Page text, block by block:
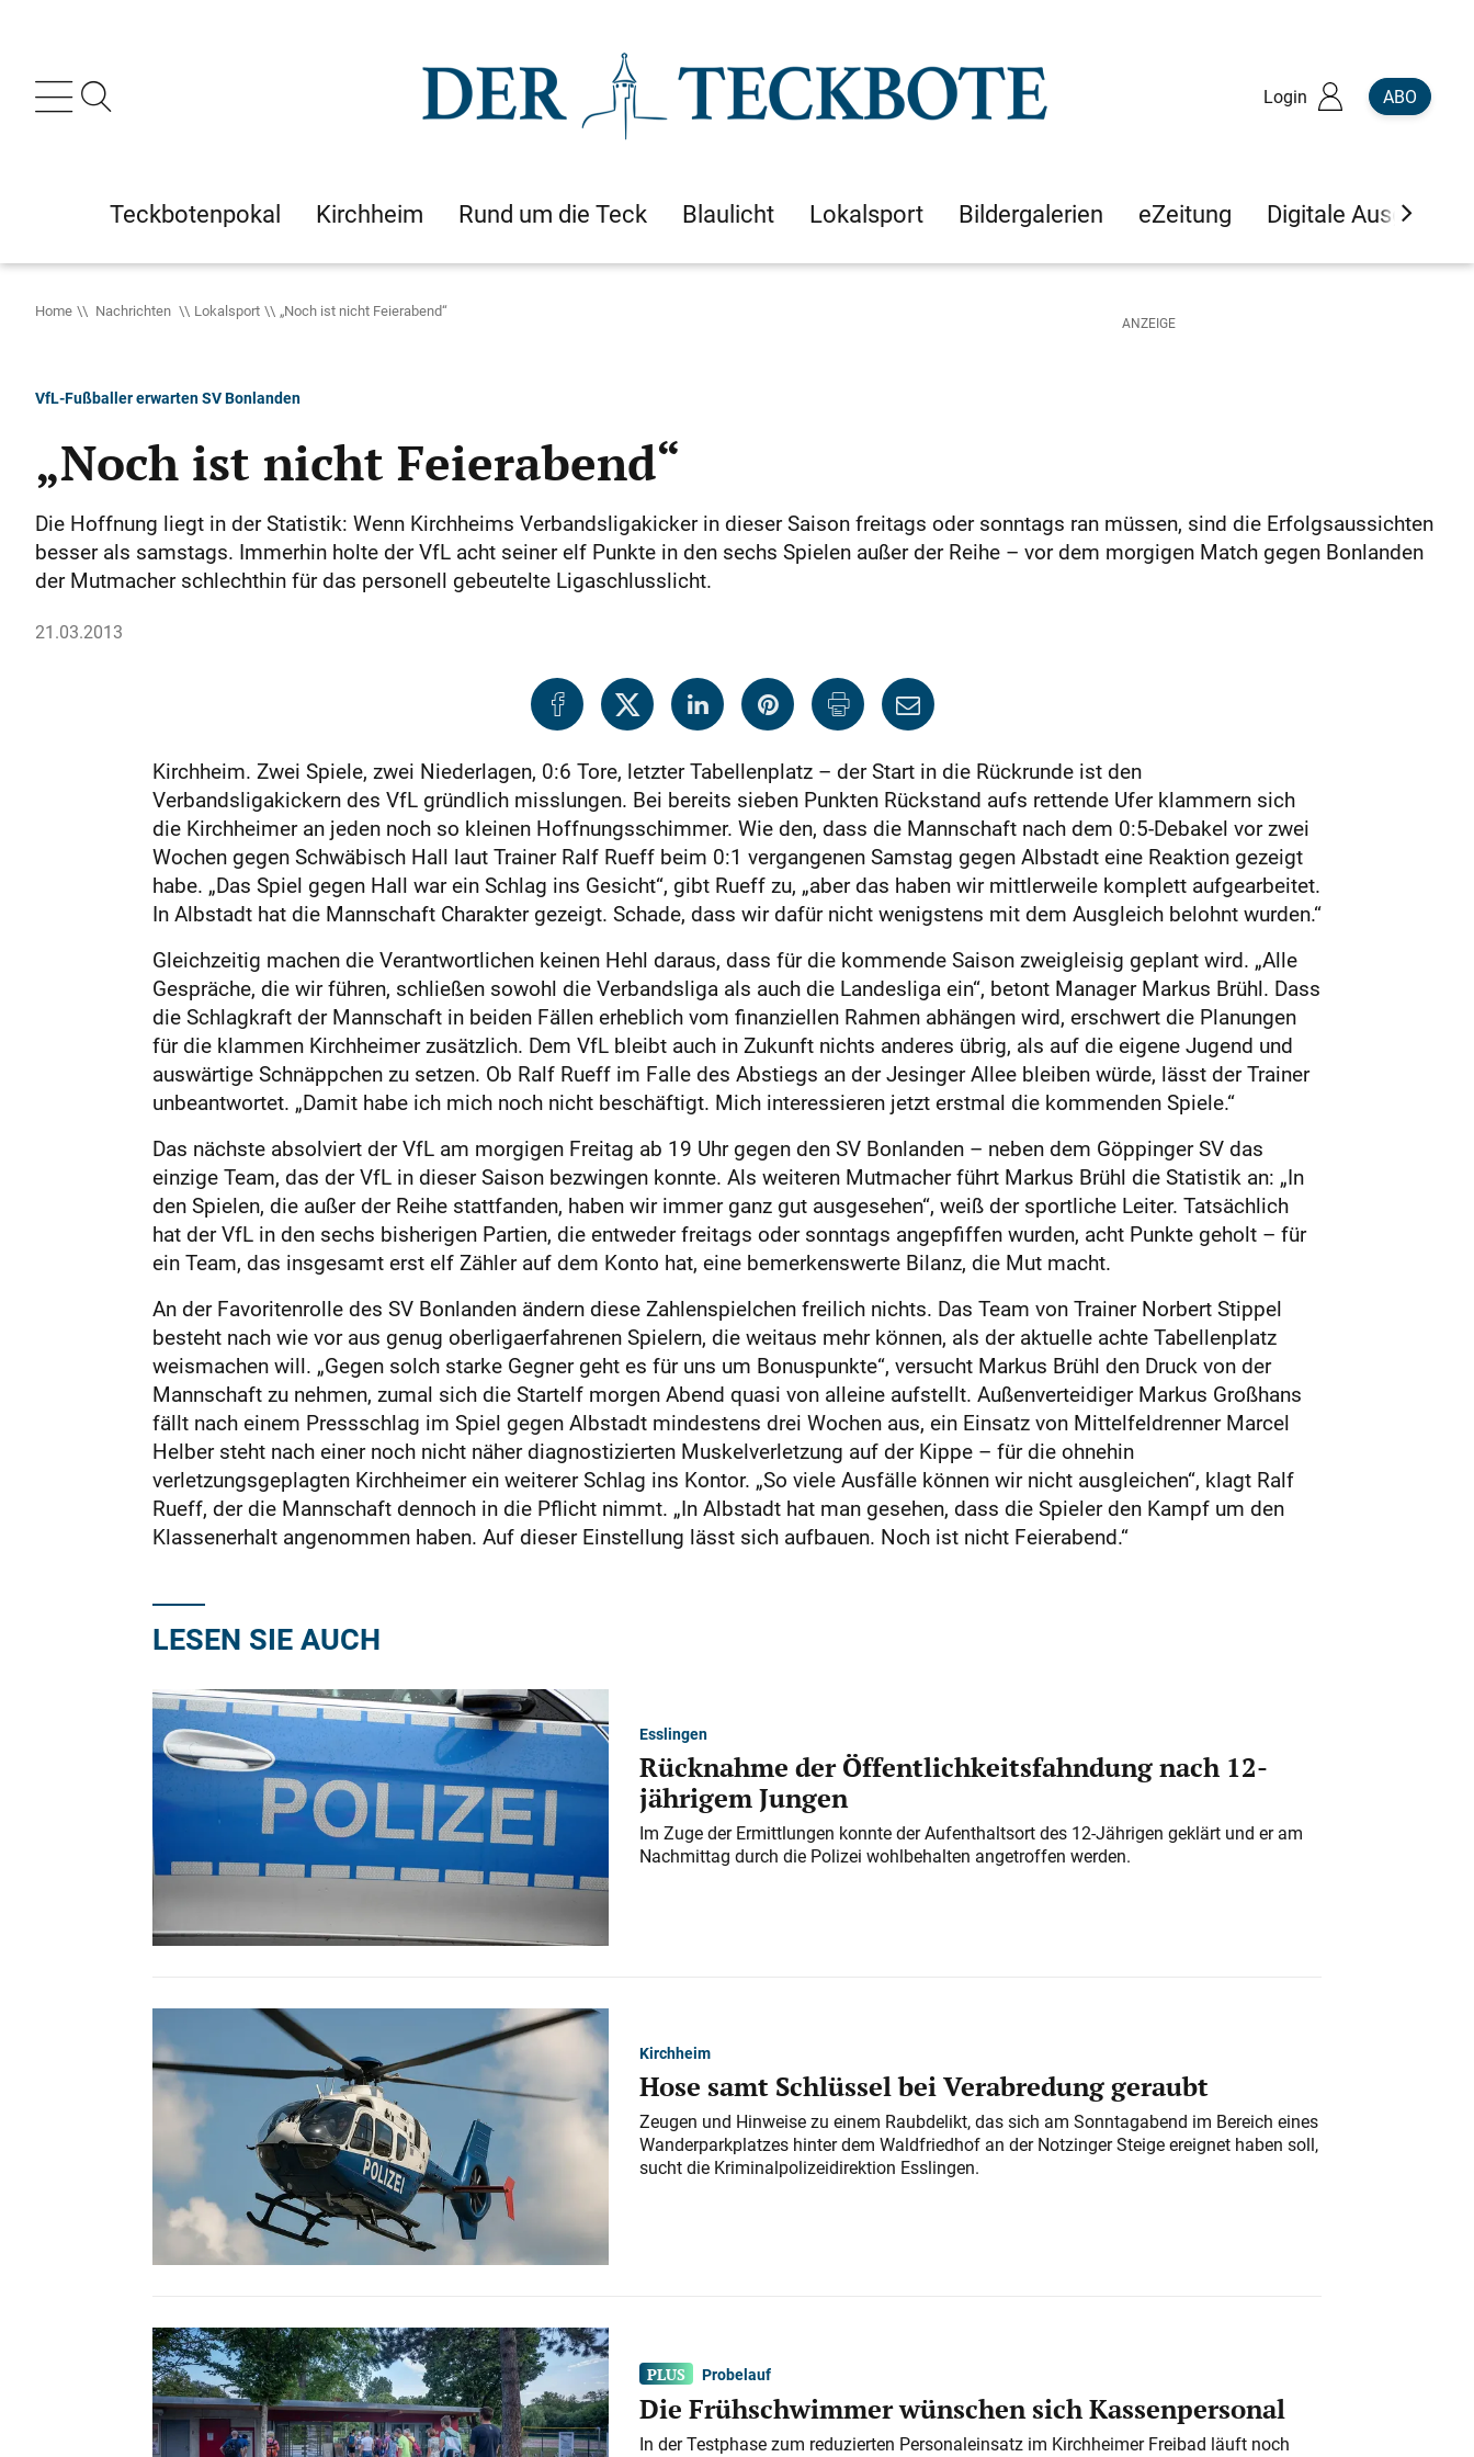
Login ABO
Teckbotenpokal Kirchheim Rund um die Teck Blaulicht Lokalsport Bildergalerien eZeitung Digitale Ausgaben
Home Nachrichten Lokalsport „Noch ist nicht Feierabend“
VfL-Fußballer erwarten SV Bonlanden
„Noch ist nicht Feierabend“
Die Hoffnung liegt in der Statistik: Wenn Kirchheims Verbandsligakicker in dieser Saison freitags oder sonntags ran müssen, sind die Erfolgsaussichten
besser als samstags. Immerhin holte der VfL acht seiner elf Punkte in den sechs Spielen außer der Reihe – vor dem morgigen Match gegen Bonlanden
der Mutmacher schlechthin für das personell gebeutelte ­Ligaschlusslicht.
21.03.2013
Kirchheim. Zwei Spiele, zwei Niederlagen, 0:6 Tore, letzter Tabellenplatz – der Start in die Rückrunde ist den
Verbandsligakickern des VfL gründlich misslungen. Bei bereits sieben Punkten Rückstand aufs rettende Ufer klammern sich
die Kirchheimer an jeden noch so kleinen Hoffnungsschimmer. Wie den, dass die Mannschaft nach dem 0:5-Debakel vor zwei
Wochen gegen Schwäbisch Hall laut Trainer Ralf Rueff beim 0:1 vergangenen Samstag gegen Albstadt eine Reaktion gezeigt
habe. „Das Spiel gegen Hall war ein Schlag ins Gesicht“, gibt Rueff zu, „aber das haben wir mittlerweile komplett aufgearbeitet.
In Albstadt hat die Mannschaft Charakter gezeigt. Schade, dass wir dafür nicht wenigstens mit dem Ausgleich belohnt wurden.“
Gleichzeitig machen die Verantwortlichen keinen Hehl daraus, dass für die kommende Saison zweigleisig geplant wird. „Alle
Gespräche, die wir führen, schließen sowohl die Verbandsliga als auch die Landesliga ein“, betont Manager Markus Brühl. Dass
die Schlagkraft der Mannschaft in beiden Fällen erheblich vom finan­ziellen Rahmen abhängen wird, erschwert die Planungen
für die klammen Kirchheimer zusätzlich. Dem VfL bleibt auch in Zukunft nichts anderes übrig, als auf die eigene Jugend und
auswärtige Schnäppchen zu setzen. Ob Ralf Rueff im Falle des Abstiegs an der Jesinger Allee bleiben würde, lässt der Trainer
unbeantwortet. „Damit habe ich mich noch nicht beschäftigt. Mich interessieren jetzt erstmal die kommenden Spiele.“
Das nächste absolviert der VfL am morgigen Freitag ab 19 Uhr gegen den SV Bonlanden – neben dem Göppinger SV das
einzige Team, das der VfL in dieser Saison bezwingen konnte. Als weiteren Mutmacher führt Markus Brühl die Statistik an: „In
den Spielen, die außer der Reihe stattfanden, haben wir immer ganz gut ausgesehen“, weiß der sportliche Leiter. Tatsächlich
hat der VfL in den sechs bisherigen Partien, die entweder freitags oder sonntags angepfiffen wurden, acht Punkte geholt – für
ein Team, das insgesamt erst elf Zähler auf dem Konto hat, eine bemerkenswerte Bilanz, die Mut macht.
An der Favoritenrolle des SV Bon­landen ändern diese Zahlenspielchen freilich nichts. Das Team von Trainer Norbert Stippel
besteht nach wie vor aus genug oberligaerfahrenen Spielern, die weitaus mehr können, als der aktuelle achte Tabellenplatz
weismachen will. „Gegen solch starke Gegner geht es für uns um Bonuspunkte“, versucht Markus Brühl den Druck von der
Mannschaft zu nehmen, zumal sich die Startelf morgen Abend quasi von alleine aufstellt. Außenverteidiger Markus Großhans
fällt nach einem Pressschlag im Spiel gegen Albstadt mindestens drei Wochen aus, ein Einsatz von Mittelfeldrenner Marcel
Helber steht nach ei­ner noch nicht näher diagnostizierten Muskelverletzung auf der Kippe – für die ohnehin
verletzungsgeplagten Kirchheimer ein weiterer Schlag ins Kontor. „So viele Ausfälle können wir nicht ausgleichen“, klagt Ralf
Rueff, der die Mannschaft dennoch in die Pflicht nimmt. „In Albstadt hat man gesehen, dass die Spieler den Kampf um den
Klassenerhalt angenommen haben. Auf dieser Einstellung lässt sich aufbauen. Noch ist nicht Feierabend.“
LESEN SIE AUCH
Esslingen
Rücknahme der Öffentlichkeitsfahndung nach 12-
jährigem Jungen
Im Zuge der Ermittlungen konnte der Aufenthaltsort des 12-Jährigen geklärt und er am
Nachmittag durch die Polizei wohlbehalten angetroffen werden.
Kirchheim
Hose samt Schlüssel bei Verabredung geraubt
Zeugen und Hinweise zu einem Raubdelikt, das sich am Sonntagabend im Bereich eines
Wanderparkplatzes hinter dem Waldfriedhof an der Notzinger Steige ereignet haben soll,
sucht die Kriminalpolizeidirektion Esslingen.
Probelauf
Die Frühschwimmer wünschen sich Kassenpersonal
In der Testphase zum reduzierten Personaleinsatz im Kirchheimer Freibad läuft noch